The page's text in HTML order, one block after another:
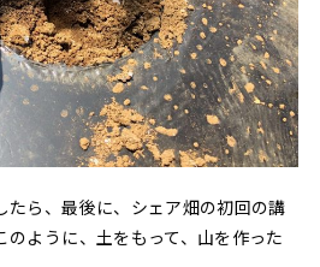
たら、最後に、シェア畑の初回の講
ように、土をもって、山を作った